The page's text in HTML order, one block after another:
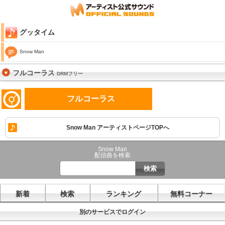
グッタイム
Snow Man
フルコーラスDRMフリー
フルコーラス
Snow Man アーティストページTOPへ
Snow Man
配信曲を検索
新着 検索 ランキング 無料コーナー
別のサービスでログイン